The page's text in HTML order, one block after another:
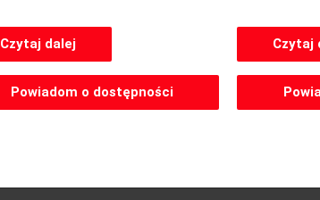
Czytaj dalej
Powiadom o dostępności
Czytaj